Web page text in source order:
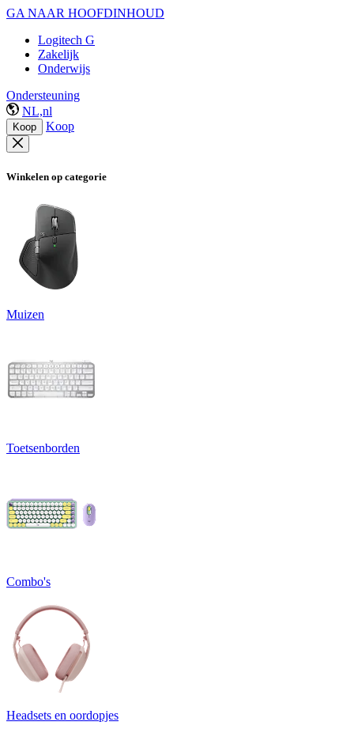
GA NAAR HOOFDINHOUD
Logitech G
Zakelijk
Onderwijs
Ondersteuning
NL,nl
Koop Koop
Winkelen op categorie
Muizen
Toetsenborden
Combo's
Headsets en oordopjes